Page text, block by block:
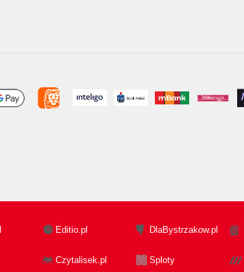
Editio.pl DlaBystrzakow.pl
Czytalisek.pl Sploty